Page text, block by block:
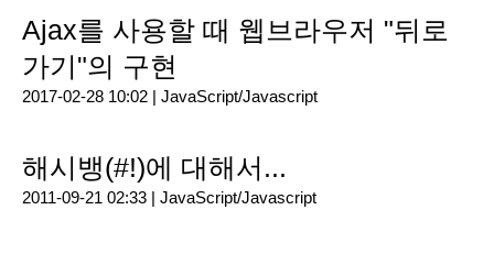
Ajax를 사용할 때 웹브라우저 "뒤로
가기"의 구현
2017-02-28 10:02 | JavaScript/Javascript
해시뱅(#!)에 대해서...
2011-09-21 02:33 | JavaScript/Javascript